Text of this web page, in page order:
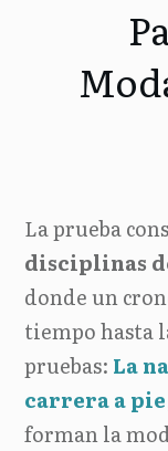
La prueba
disciplinas
donde un
tiempo hasta
pruebas: La
carrera a pie
forman la